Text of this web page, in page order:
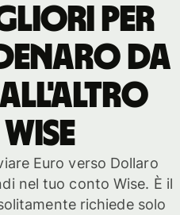
per
da
all'altro
Euro verso Dollaro
nel tuo conto Wise. È il
richiede solo